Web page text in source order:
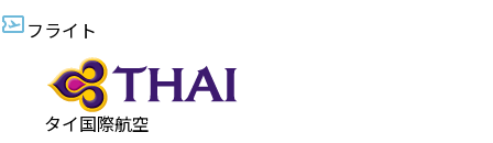
フライト
タイ国際航空